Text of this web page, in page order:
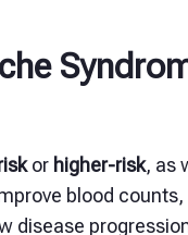
or higher-risk, as
blood counts,
disease